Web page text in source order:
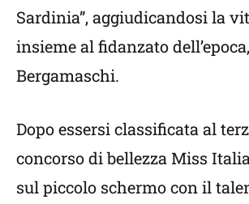
Sardinia”, aggiudicandosi la
insieme al fidanzato
Bergamaschi.
Dopo essersi classificata al
concorso di bellezza Miss
sul piccolo schermo con il